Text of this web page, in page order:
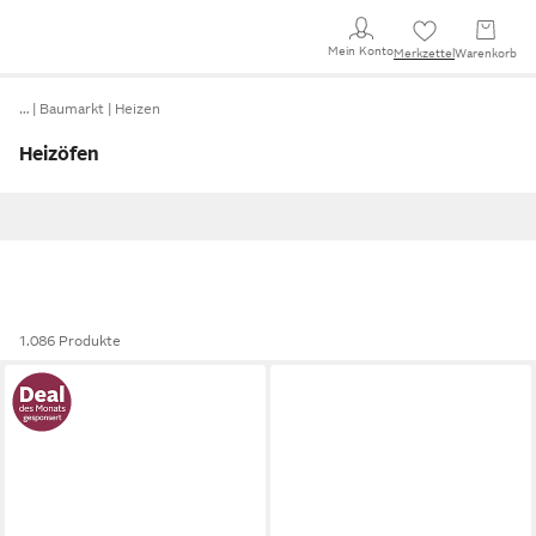
Mein KontoMerkzettel Warenkorb
… Baumarkt Heizen
Heizöfen
1.086 Produkte